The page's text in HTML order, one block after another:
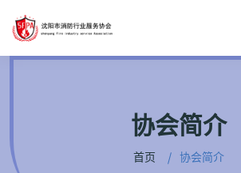
协会简介
首页 协会简介